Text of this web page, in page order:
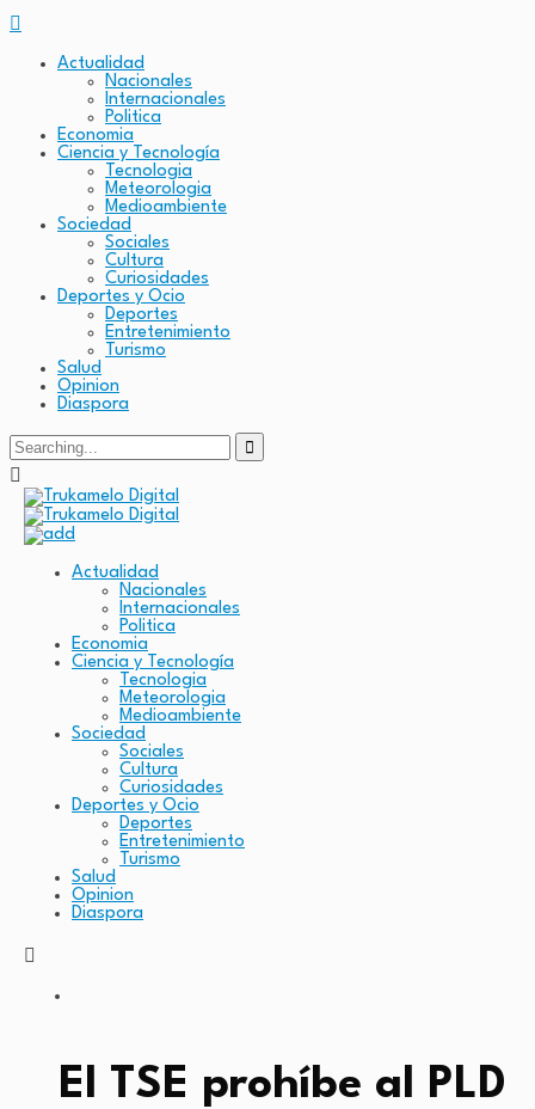
Actualidad
Nacionales
Internacionales
Politica
Economia
Ciencia y Tecnología
Tecnologia
Meteorologia
Medioambiente
Sociedad
Sociales
Cultura
Curiosidades
Deportes y Ocio
Deportes
Entretenimiento
Turismo
Salud
Opinion
Diaspora
Search
for:
Actualidad
Nacionales
Internacionales
Politica
Economia
Ciencia y Tecnología
Tecnologia
Meteorologia
Medioambiente
Sociedad
Sociales
Cultura
Curiosidades
Deportes y Ocio
Deportes
Entretenimiento
Turismo
Salud
Opinion
Diaspora
El TSE prohíbe al PLD